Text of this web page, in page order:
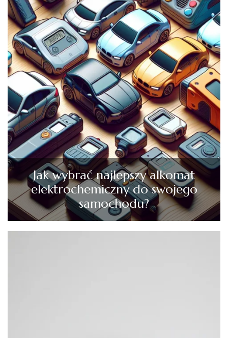
Jak wybrać najlepszy alkomat
elektrochemiczny do swojego
samochodu?